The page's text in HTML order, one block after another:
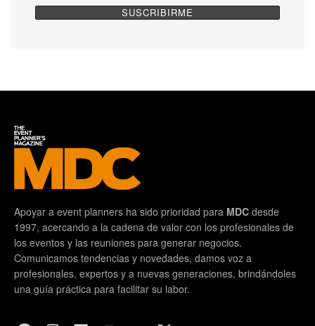
Apoyar a event planners ha sido prioridad para MDC desde
1997, acercando a la cadena de valor con los profesionales de
los eventos y las reuniones para generar negocios.
Comunicamos tendencias y novedades, damos voz a
profesionales, expertos y a nuevas generaciones, brindándoles
una guía práctica para facilitar su labor.